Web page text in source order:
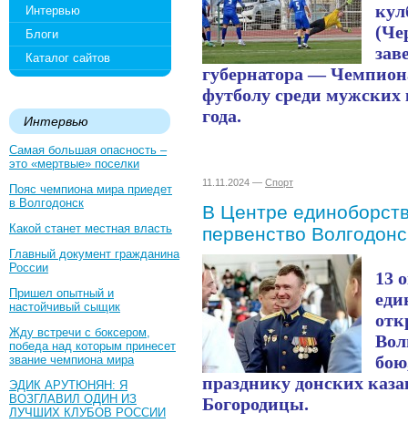
Интервью
Блоги
Каталог сайтов
Интервью
Самая большая опасность –
это «мертвые» поселки
Пояс чемпиона мира приедет
в Волгодонск
Какой станет местная власть
Главный документ гражданина
России
Пришел опытный и
настойчивый сыщик
Жду встречи с боксером,
победа над которым принесет
звание чемпиона мира
ЭДИК АРУТЮНЯН: Я
ВОЗГЛАВИЛ ОДИН ИЗ
ЛУЧШИХ КЛУБОВ РОССИИ
губернатора —
футболу среди
года.
11.11.2024 — Спорт
В Центре
первенство
13
празднику донских
Богородицы.